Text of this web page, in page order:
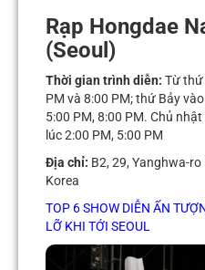
Rạp Hongdae
(Seoul)
Thời gian trình diễn: Từ thứ
PM và 8:00 PM; thứ Bảy
5:00 PM, 8:00 PM. Chủ
lúc 2:00 PM, 5:00 PM
Địa chỉ: B2, 29, Yanghwa-ro
Korea
TOP 6 SHOW DIỄN ẤN
LỠ KHI TỚI SEOUL